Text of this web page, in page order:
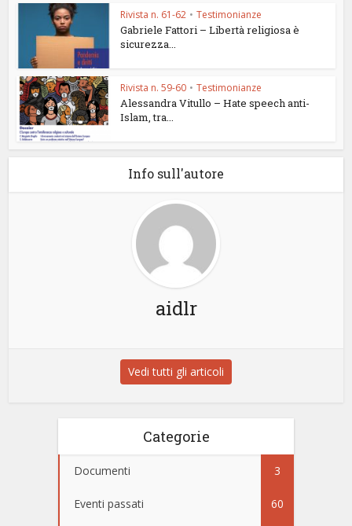
Rivista n. 61-62 • Testimonianze
Gabriele Fattori – Libertà religiosa è
sicurezza...
Rivista n. 59-60 • Testimonianze
Alessandra Vitullo – Hate speech anti-
Islam, tra...
Info sull'autore
aidlr
Vedi tutti gli articoli
Categorie
Documenti 3
Eventi passati 60